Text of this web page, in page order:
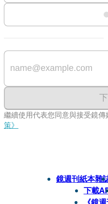
繼續使用代表您同意與接受鏡傳
策》
鏡週刊紙本雜
下載